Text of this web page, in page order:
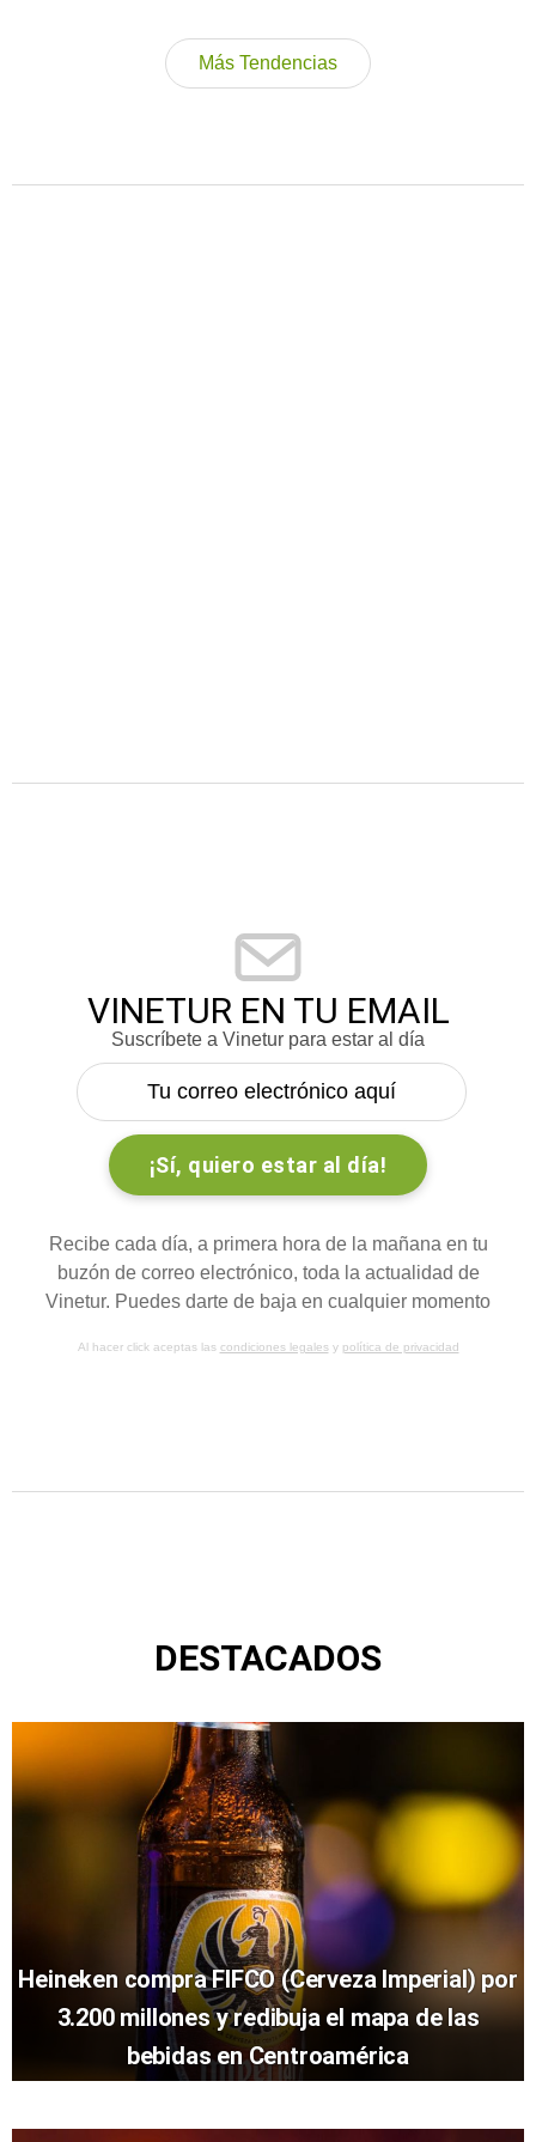
Más Tendencias
VINETUR EN TU EMAIL
Suscríbete a Vinetur para estar al día
Recibe cada día, a primera hora de la mañana en tu
buzón de correo electrónico, toda la actualidad de
Vinetur. Puedes darte de baja en cualquier momento
Al hacer click aceptas las condiciones legalesy política de privacidad
DESTACADOS
Heineken compra FIFCO (Cerveza Imperial) por
3.200 millones y redibuja el mapa de las
bebidas en Centroamérica